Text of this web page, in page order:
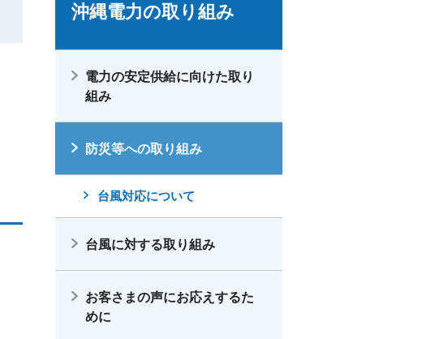
沖縄電力の取り組み
電力の安定供給に向けた取り
組み
防災等への取り組み
台風対応について
台風に対する取り組み
お客さまの声にお応えするた
めに